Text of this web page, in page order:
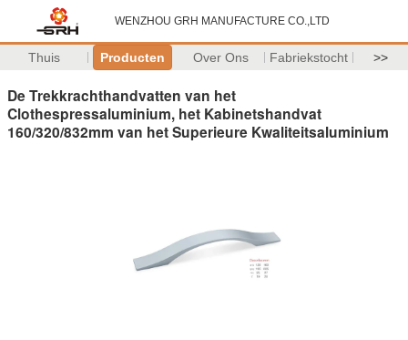
WENZHOU GRH MANUFACTURE CO.,LTD
Thuis Producten Over Ons Fabriekstocht >>
De Trekkrachthandvatten van het
Clothespressaluminium, het Kabinetshandvat
160/320/832mm van het Superieure Kwaliteitsaluminium